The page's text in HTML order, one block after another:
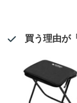
買う理由が